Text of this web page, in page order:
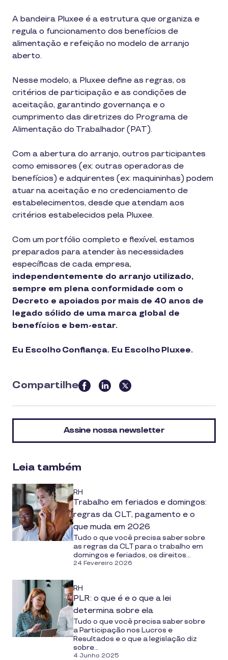
A bandeira Pluxee é a estrutura que organiza e
regula o funcionamento dos benefícios de
alimentação e refeição no modelo de arranjo
aberto.
Nesse modelo, a Pluxee define as regras, os
critérios de participação e as condições de
aceitação, garantindo governança e o
cumprimento das diretrizes do Programa de
Alimentação do Trabalhador (PAT).
Com a abertura do arranjo, outros participantes
como emissores (ex: outras operadoras de
benefícios) e adquirentes (ex: maquininhas) podem
atuar na aceitação e no credenciamento de
estabelecimentos, desde que atendam aos
critérios estabelecidos pela Pluxee.
Com um portfólio completo e flexível, estamos
preparados para atender às necessidades
específicas de cada empresa,
independentemente do arranjo utilizado,
sempre em plena conformidade com o
Decreto e apoiados por mais de 40 anos de
legado sólido de uma marca global de
benefícios e bem-estar.
Eu Escolho Confiança. Eu Escolho Pluxee.
Compartilhe
this
article
on
Assine nossa newsletter
Leia também
RH
Trabalho em feriados e domingos:
regras da CLT, pagamento e o
que muda em 2026
Tudo o que você precisa saber sobre
as regras da CLT para o trabalho em
domingos e feriados, os direitos...
24 Fevereiro 2026
RH
PLR: o que é e o que a lei
determina sobre ela
Tudo o que você precisa saber sobre
a Participação nos Lucros e
Resultados e o que a legislação diz
sobre...
4 Junho 2025